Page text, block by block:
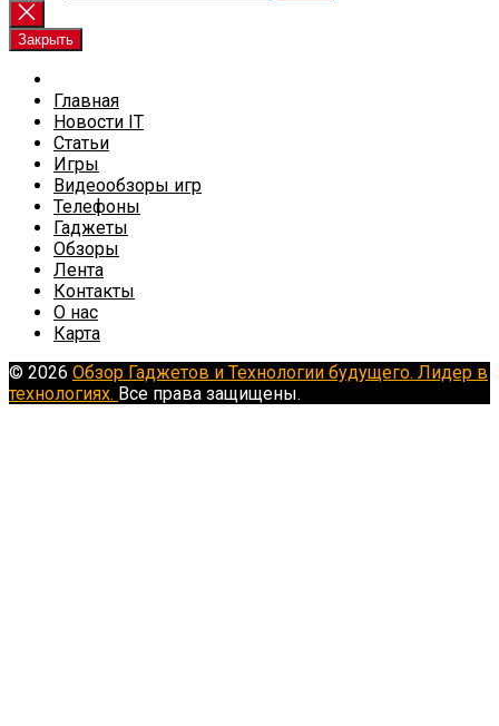
Закрыть
Главная
Новости IT
Статьи
Игры
Видеообзоры игр
Телефоны
Гаджеты
Обзоры
Лента
Контакты
О нас
Карта
© 2026 Обзор Гаджетов и Технологии будущего. Лидер в
технологиях. Все права защищены.